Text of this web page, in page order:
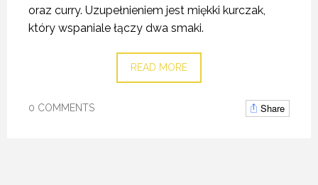
oraz curry. Uzupełnieniem jest miękki kurczak,
który wspaniale łączy dwa smaki.
READ MORE
0 COMMENTS Share